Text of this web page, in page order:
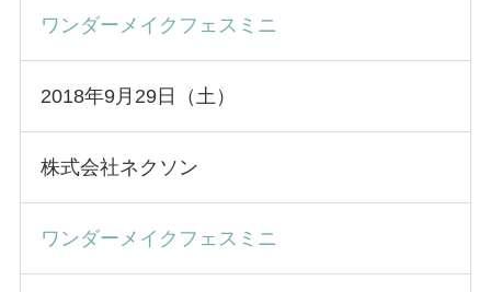
ワンダーメイクフェスミニ
2018年9月29日（土）
株式会社ネクソン
ワンダーメイクフェスミニ